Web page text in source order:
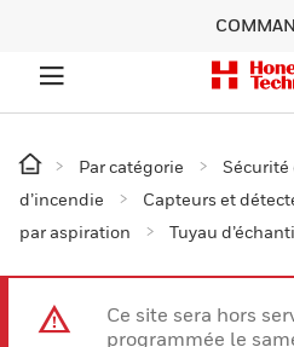
Par catégorie
Sécurité
d’incendie
Capteurs et
par aspiration
Tuyau
Ce site sera hors
programmée le